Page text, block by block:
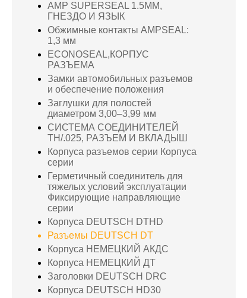
AMP SUPERSEAL 1.5MM,
ГНЕЗДО И ЯЗЫК
Обжимные контакты AMPSEAL:
1,3 мм
ECONOSEAL,КОРПУС
РАЗЪЕМА
Замки автомобильных разъемов
и обеспечение положения
Заглушки для полостей
диаметром 3,00–3,99 мм
СИСТЕМА СОЕДИНИТЕЛЕЙ
TH/.025, РАЗЪЕМ И ВКЛАДЫШ
Корпуса разъемов серии Корпуса
серии
Герметичный соединитель для
тяжелых условий эксплуатации
Фиксирующие направляющие
серии
Корпуса DEUTSCH DTHD
Разъемы DEUTSCH DT
Корпуса НЕМЕЦКИЙ АКДС
Корпуса НЕМЕЦКИЙ ДТ
Заголовки DEUTSCH DRC
Корпуса DEUTSCH HD30